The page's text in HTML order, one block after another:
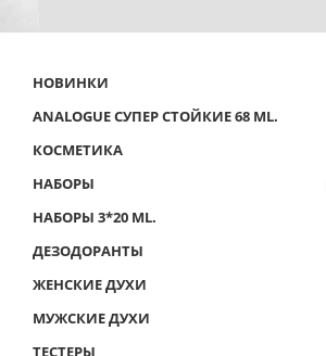
НОВИНКИ
ANALOGUE СУПЕР СТОЙКИЕ 68 ML.
КОСМЕТИКА
НАБОРЫ
НАБОРЫ 3*20 ML.
ДЕЗОДОРАНТЫ
ЖЕНСКИЕ ДУХИ
МУЖСКИЕ ДУХИ
ТЕСТЕРЫ